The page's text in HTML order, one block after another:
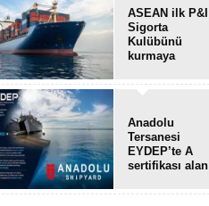
ASEAN ilk P&I
Sigorta
Kulübünü
kurmaya
Anadolu
Tersanesi
EYDEP’te A
sertifikası alan